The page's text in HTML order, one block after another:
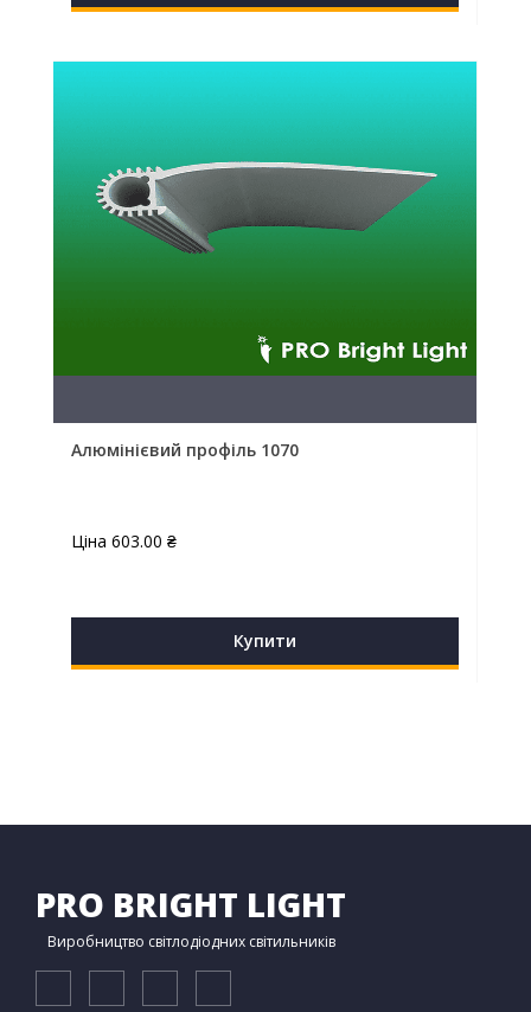
Алюмінієвий профіль 1070
Ціна 603.00 ₴
Купити
PRO BRIGHT LIGHT
Виробництво світлодіодних світильників